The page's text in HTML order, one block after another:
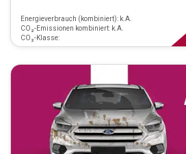
Energieverbrauch (kombiniert): k.A.
CO₂-Emissionen kombiniert: k.A.
CO₂-Klasse: